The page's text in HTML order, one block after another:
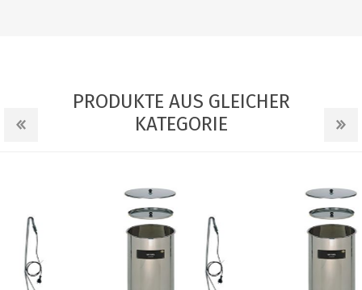
PRODUKTE AUS GLEICHER
KATEGORIE